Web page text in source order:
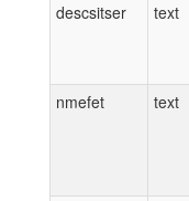
descsitser text
nmefet text